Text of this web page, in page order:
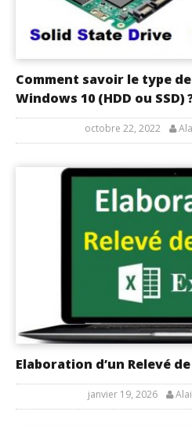
Comment savoir le type
Windows 10 (HDD ou SSD)
octobre 22, 2022
Elaboration d’un Relevé
janvier 19, 2026